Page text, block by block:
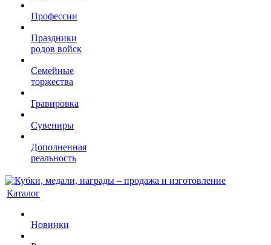
Профессии
Праздники
родов войск
Семейные
торжества
Гравировка
Сувениры
Дополненная
реальность
Каталог
Новинки